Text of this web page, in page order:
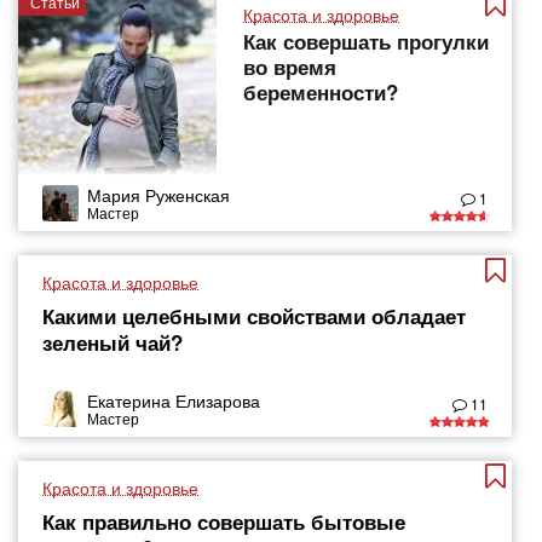
Красота и здоровье
Как совершать прогулки
во время
беременности?
Мария Руженская
Мастер
1
Красота и здоровье
Какими целебными свойствами обладает
зеленый чай?
Екатерина Елизарова
Мастер
11
Красота и здоровье
Как правильно совершать бытовые